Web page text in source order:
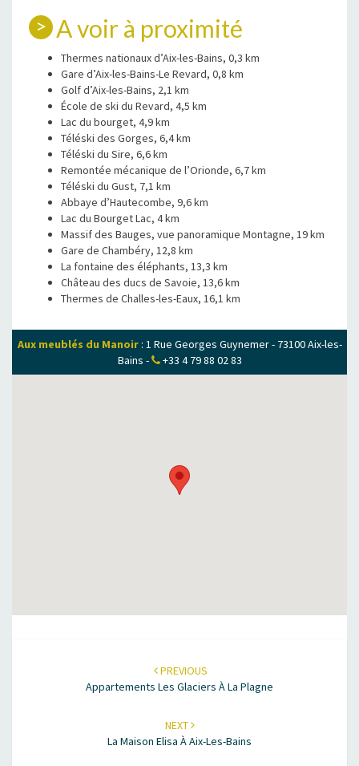
A voir à proximité
Thermes nationaux d’Aix-les-Bains, 0,3 km
Gare d’Aix-les-Bains-Le Revard, 0,8 km
Golf d’Aix-les-Bains, 2,1 km
École de ski du Revard, 4,5 km
Lac du bourget, 4,9 km
Téléski des Gorges, 6,4 km
Téléski du Sire, 6,6 km
Remontée mécanique de l’Orionde, 6,7 km
Téléski du Gust, 7,1 km
Abbaye d’Hautecombe, 9,6 km
Lac du Bourget Lac, 4 km
Massif des Bauges, vue panoramique Montagne, 19 km
Gare de Chambéry, 12,8 km
La fontaine des éléphants, 13,3 km
Château des ducs de Savoie, 13,6 km
Thermes de Challes-les-Eaux, 16,1 km
Aux meublés du Manoir: 1 Rue Georges Guynemer- 73100Aix-les-
Bains - +33 4 79 88 02 83
PREVIOUS
Appartements Les Glaciers À La Plagne
NEXT
La Maison Elisa À Aix-Les-Bains